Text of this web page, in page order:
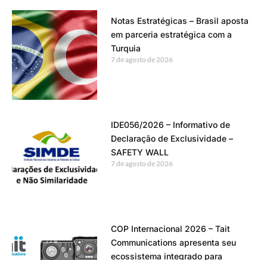
Notas Estratégicas – Brasil aposta
em parceria estratégica com a
Turquia
7 de agosto de 2026
IDE056/2026 – Informativo de
Declaração de Exclusividade –
SAFETY WALL
7 de agosto de 2026
COP Internacional 2026 – Tait
Communications apresenta seu
ecossistema integrado para